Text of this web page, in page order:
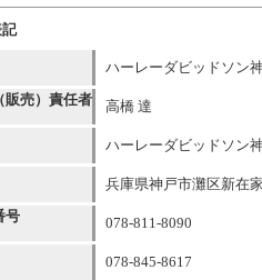
ハーレーダビッドソン
販売）責任者
高橋 達
ハーレーダビッドソン
兵庫県神戸市灘区新在
号
078-811-8090
078-845-8617